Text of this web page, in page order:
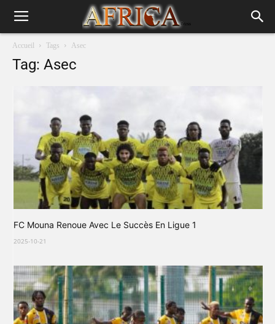
Accueil Tags Asec
Tag: Asec
FC Mouna Renoue Avec Le Succès En Ligue 1
2025-10-21